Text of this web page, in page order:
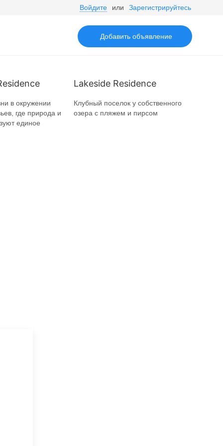
Войдите или Зарегистрируйтесь
Добавить объявление
в окружении
где природа и
единое
Lakeside Residence
Клубный поселок у собственного
озера с пляжем и пирсом